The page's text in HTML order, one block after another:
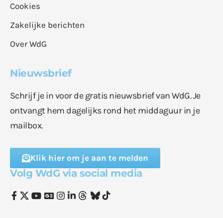
Cookies
Zakelijke berichten
Over WdG
Nieuwsbrief
Schrijf je in voor de gratis nieuwsbrief van WdG. Je
ontvangt hem dagelijks rond het middaguur in je
mailbox.
Klik hier om je aan te melden
Volg WdG via social media